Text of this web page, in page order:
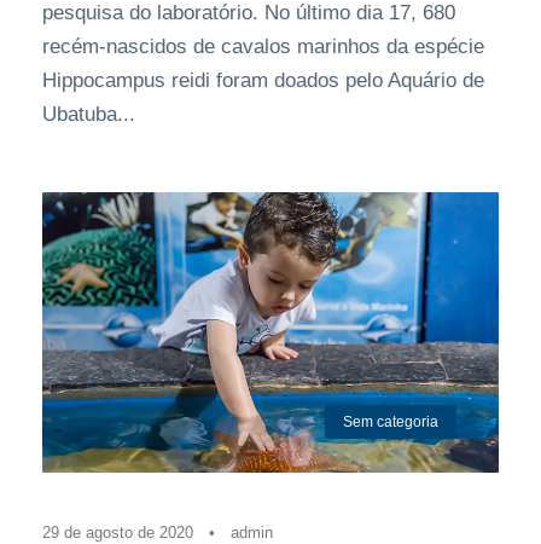
pesquisa do laboratório. No último dia 17, 680
recém-nascidos de cavalos marinhos da espécie
Hippocampus reidi foram doados pelo Aquário de
Ubatuba...
Sem categoria
29 de agosto de 2020 • admin